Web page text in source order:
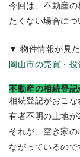
今回は、不動産
たくない場合につ
▼ 物件情報が見
岡山市の売買・
不動産の相続登
相続登記がおこ
有者不明の土地が
それが、空き家
ながっているので